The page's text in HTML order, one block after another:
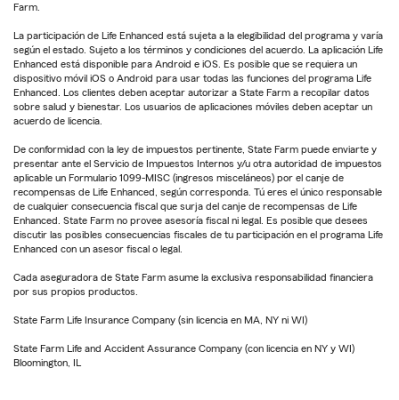
Farm.
La participación de Life Enhanced está sujeta a la elegibilidad del programa y varía
según el estado. Sujeto a los términos y condiciones del acuerdo. La aplicación Life
Enhanced está disponible para Android e iOS. Es posible que se requiera un
dispositivo móvil iOS o Android para usar todas las funciones del programa Life
Enhanced. Los clientes deben aceptar autorizar a State Farm a recopilar datos
sobre salud y bienestar. Los usuarios de aplicaciones móviles deben aceptar un
acuerdo de licencia.
De conformidad con la ley de impuestos pertinente, State Farm puede enviarte y
presentar ante el Servicio de Impuestos Internos y/u otra autoridad de impuestos
aplicable un Formulario 1099-MISC (ingresos misceláneos) por el canje de
recompensas de Life Enhanced, según corresponda. Tú eres el único responsable
de cualquier consecuencia fiscal que surja del canje de recompensas de Life
Enhanced. State Farm no provee asesoría fiscal ni legal. Es posible que desees
discutir las posibles consecuencias fiscales de tu participación en el programa Life
Enhanced con un asesor fiscal o legal.
Cada aseguradora de State Farm asume la exclusiva responsabilidad financiera
por sus propios productos.
State Farm Life Insurance Company (sin licencia en MA, NY ni WI)
State Farm Life and Accident Assurance Company (con licencia en NY y WI)
Bloomington, IL